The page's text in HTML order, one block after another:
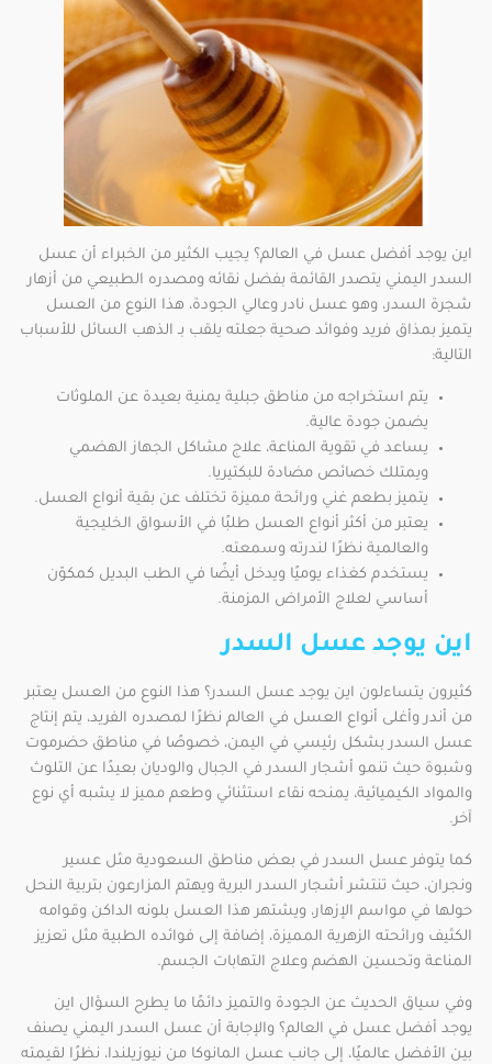
اين يوجد أفضل عسل في العالم؟ يجيب الكثير من الخبراء أن عسل
السدر اليمني يتصدر القائمة بفضل نقائه ومصدره الطبيعي من أزهار
شجرة السدر، وهو عسل نادر وعالي الجودة، هذا النوع من العسل
يتميز بمذاق فريد وفوائد صحية جعلته يلقب بـ الذهب السائل للأسباب
التالية:
يتم استخراجه من مناطق جبلية يمنية بعيدة عن الملوثات
يضمن جودة عالية.
يساعد في تقوية المناعة، علاج مشاكل الجهاز الهضمي
ويمتلك خصائص مضادة للبكتيريا.
يتميز بطعم غني ورائحة مميزة تختلف عن بقية أنواع العسل.
يعتبر من أكثر أنواع العسل طلبًا في الأسواق الخليجية
والعالمية نظرًا لندرته وسمعته.
يستخدم كغذاء يوميًا ويدخل أيضًا في الطب البديل كمكوّن
أساسي لعلاج الأمراض المزمنة.
اين يوجد عسل السدر
كثيرون يتساءلون اين يوجد عسل السدر؟ هذا النوع من العسل يعتبر
من أندر وأغلى أنواع العسل في العالم نظرًا لمصدره الفريد، يتم إنتاج
عسل السدر بشكل رئيسي في اليمن، خصوصًا في مناطق حضرموت
وشبوة حيث تنمو أشجار السدر في الجبال والوديان بعيدًا عن التلوث
والمواد الكيميائية، يمنحه نقاء استثنائي وطعم مميز لا يشبه أي نوع
آخر.
كما يتوفر عسل السدر في بعض مناطق السعودية مثل عسير
ونجران، حيث تنتشر أشجار السدر البرية ويهتم المزارعون بتربية النحل
حولها في مواسم الإزهار، ويشتهر هذا العسل بلونه الداكن وقوامه
الكثيف ورائحته الزهرية المميزة، إضافة إلى فوائده الطبية مثل تعزيز
المناعة وتحسين الهضم وعلاج التهابات الجسم.
وفي سياق الحديث عن الجودة والتميز دائمًا ما يطرح السؤال اين
يوجد أفضل عسل في العالم؟ والإجابة أن عسل السدر اليمني يصنف
بين الأفضل عالميًا، إلى جانب عسل المانوكا من نيوزيلندا، نظرًا لقيمته